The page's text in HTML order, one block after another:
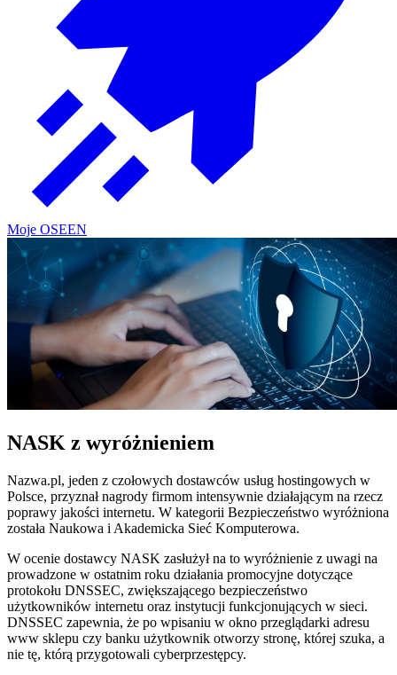
Moje OSEEN
NASK z wyróżnieniem
Nazwa.pl, jeden z czołowych dostawców usług hostingowych w
Polsce, przyznał nagrody firmom intensywnie działającym na rzecz
poprawy jakości internetu. W kategorii Bezpieczeństwo wyróżniona
została Naukowa i Akademicka Sieć Komputerowa.
W ocenie dostawcy NASK zasłużył na to wyróżnienie z uwagi na
prowadzone w ostatnim roku działania promocyjne dotyczące
protokołu DNSSEC, zwiększającego bezpieczeństwo
użytkowników internetu oraz instytucji funkcjonujących w sieci.
DNSSEC zapewnia, że po wpisaniu w okno przeglądarki adresu
www sklepu czy banku użytkownik otworzy stronę, której szuka, a
nie tę, którą przygotowali cyberprzestępcy.